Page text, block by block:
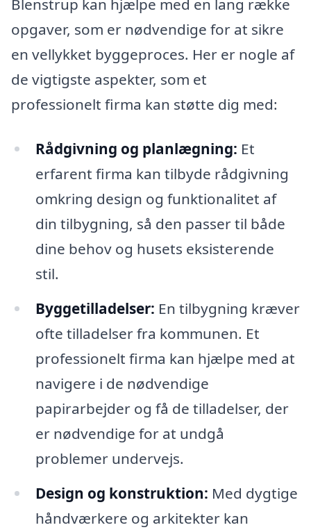
Blenstrup kan hjælpe med en lang række
opgaver, som er nødvendige for at sikre
en vellykket byggeproces. Her er nogle af
de vigtigste aspekter, som et
professionelt firma kan støtte dig med:
Rådgivning og planlægning: Et
erfarent firma kan tilbyde rådgivning
omkring design og funktionalitet af
din tilbygning, så den passer til både
dine behov og husets eksisterende
stil.
Byggetilladelser: En tilbygning kræver
ofte tilladelser fra kommunen. Et
professionelt firma kan hjælpe med at
navigere i de nødvendige
papirarbejder og få de tilladelser, der
er nødvendige for at undgå
problemer undervejs.
Design og konstruktion: Med dygtige
håndværkere og arkitekter kan